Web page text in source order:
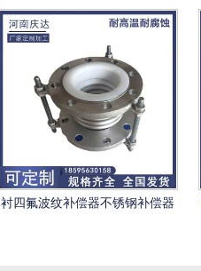
衬四氟波纹补偿器不锈钢补偿器